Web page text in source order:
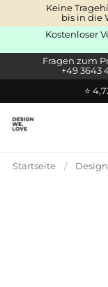
Zum Inhalt springen
Keine
bis in die
Kostenloser
Fragen zum
+49 3643
⭐
Startseite /